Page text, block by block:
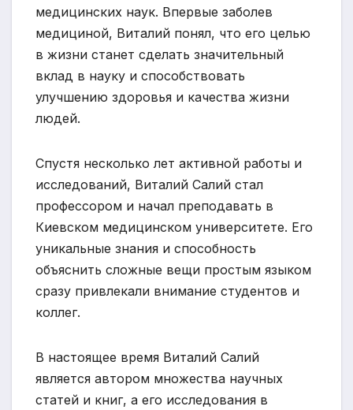
медицинских наук. Впервые заболев
медициной, Виталий понял, что его целью
в жизни станет сделать значительный
вклад в науку и способствовать
улучшению здоровья и качества жизни
людей.
Спустя несколько лет активной работы и
исследований, Виталий Салий стал
профессором и начал преподавать в
Киевском медицинском университете. Его
уникальные знания и способность
объяснить сложные вещи простым языком
сразу привлекали внимание студентов и
коллег.
В настоящее время Виталий Салий
является автором множества научных
статей и книг, а его исследования в